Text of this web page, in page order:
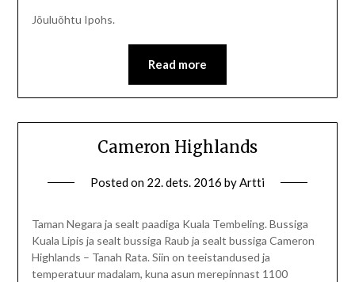
Jõuluõhtu Ipohs.
Read more
Cameron Highlands
Posted on 22. dets. 2016 byArtti
Taman Negara ja sealt paadiga Kuala Tembeling. Bussiga
Kuala Lipis ja sealt bussiga Raub ja sealt bussiga Cameron
Highlands – Tanah Rata. Siin on teeistandused ja
temperatuur madalam, kuna asun merepinnast 1100